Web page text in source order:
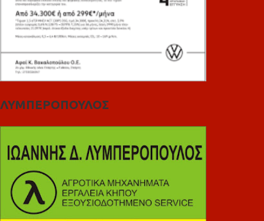
ΛΥΜΠΕΡΟΠΟΥΛΟΣ